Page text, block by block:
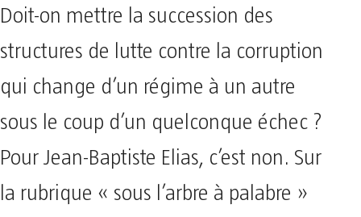
Doit-on mettre la succession des
structures de lutte contre la corruption
qui change d’un régime à un autre
sous le coup d’un quelconque échec ?
Pour Jean-Baptiste Elias, c’est non. Sur
la rubrique « sous l’arbre à palabre »